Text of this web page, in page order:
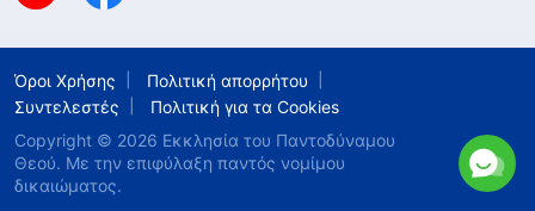
Όροι Χρήσης
Πολιτική απορρήτου
Συντελεστές
Πολιτική για τα Cookies
Copyright © 2026 Εκκλησία του Παντοδύναμου
Θεού. Με την επιφύλαξη παντός νομίμου
δικαιώματος.